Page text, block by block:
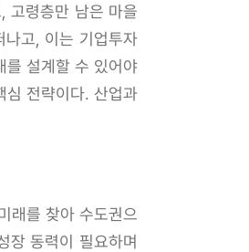
고령층만 남은 마을
나고, 이는 기업투자
를 설계할 수 있어야
심 전략이다. 산업과
래를 찾아 수도권으
장 동력이 필요하며